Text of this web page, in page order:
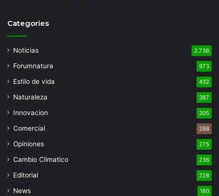
Categories
Noticias 2.736
Forumnatura 973
Estilo de vida 432
Naturaleza 387
Innovacion 305
Comercial 288
Opiniones 275
Cambio Climatico 236
Editorial 228
News 180